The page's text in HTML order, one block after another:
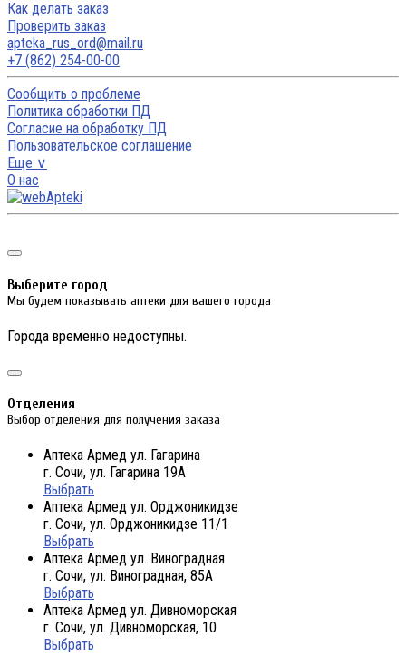
Как делать заказ
Проверить заказ
apteka_rus_ord@mail.ru
+7 (862) 254-00-00
Сообщить о проблеме
Политика обработки ПД
Согласие на обработку ПД
Пользовательское соглашение
Еще ∨
О нас
Выберите город
Мы будем показывать аптеки для вашего города
Города временно недоступны.
Отделения
Выбор отделения для получения заказа
Аптека Армед ул. Гагарина
г. Сочи, ул. Гагарина 19А
Выбрать
Аптека Армед ул. Орджоникидзе
г. Сочи, ул. Орджоникидзе 11/1
Выбрать
Аптека Армед ул. Виноградная
г. Сочи, ул. Виноградная, 85А
Выбрать
Аптека Армед ул. Дивноморская
г. Сочи, ул. Дивноморская, 10
Выбрать